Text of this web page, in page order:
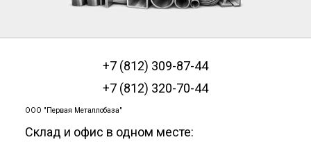
+7 (812) 309-87-44
+7 (812) 320-70-44
ООО "Первая Металлобаза"
Склад и офис в одном месте: